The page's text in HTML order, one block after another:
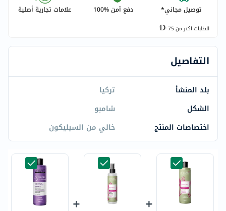
توصيل مجاني* دفع آمن %100 علامات تجارية أصلية
للطلبات اكتر من75
التفاصيل
بلد المنشأ
تركيا
الشكل
شامبو
اختصاصات المنتج
خالي من السيليكون